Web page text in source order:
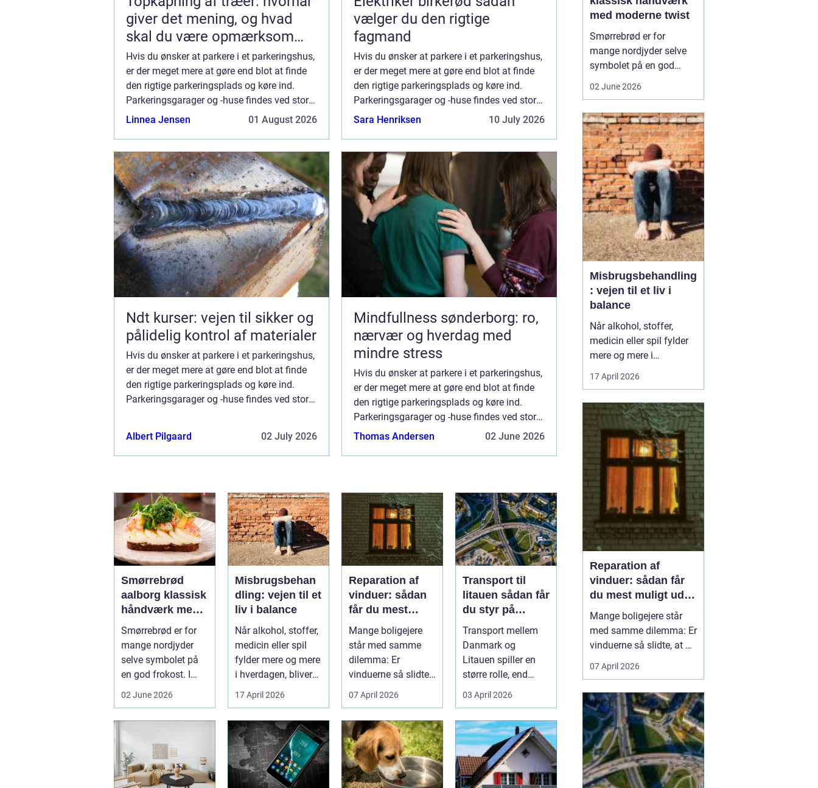
giver det mening, og hvad
skal du være opmærksom
på?
Hvis du ønsker at parkere i et parkeringshus,
er der meget mere at gøre end blot at finde
den rigtige parkeringsplads og køre ind.
Parkeringsgarager og -huse findes ved store
offentlige steder som indkøbscentre,
Linnea Jensen 01 August 2026
vælger du den rigtige
fagmand
Hvis du ønsker at parkere i et parkeringshus,
er der meget mere at gøre end blot at finde
den rigtige parkeringsplads og køre ind.
Parkeringsgarager og -huse findes ved store
offentlige steder som indkøbscentre,
Sara Henriksen 10 July 2026
Ndt kurser: vejen til sikker og
pålidelig kontrol af materialer
Hvis du ønsker at parkere i et parkeringshus,
er der meget mere at gøre end blot at finde
den rigtige parkeringsplads og køre ind.
Parkeringsgarager og -huse findes ved store
Albert Pilgaard 02 July 2026
Mindfullness sønderborg: ro,
nærvær og hverdag med
mindre stress
Hvis du ønsker at parkere i et parkeringshus,
er der meget mere at gøre end blot at finde
den rigtige parkeringsplads og køre ind.
Parkeringsgarager og -huse findes ved store
offentlige steder som indkøbscentre,
Thomas Andersen 02 June 2026
Smørrebrød
aalborg klassisk
håndværk med
moderne twist
Smørrebrød er for
mange nordjyder
selve symbolet på
en god frokost. I
Aalborg har den
02 June 2026
Misbrugsbehan
dling: vejen til et
liv i balance
Når alkohol, stoffer,
medicin eller spil
fylder mere og mere
i hverdagen, bliver
grænsen...
17 April 2026
Reparation af
vinduer: sådan
får du mest
muligt ud af
dine gamle
vinduer
Mange boligejere
står med samme
dilemma: Er
vinduerne så slidte,
at de bør skifte...
07 April 2026
Transport til
litauen sådan får
du styr på
fragten til
baltikum
Transport mellem
Danmark og
Litauen spiller en
større rolle, end
mange er klar over.
Litauen er et n...
03 April 2026
med moderne twist
Smørrebrød er for
mange nordjyder selve
symbolet på en god
der forener tradition og
nytænkning. Her spiller
gode råvarer, lokalt
håndværk og kreativ
anretning sammen, så
du får en...
02 June 2026
Misbrugsbehandling
: vejen til et liv i
balance
Når alkohol, stoffer,
medicin eller spil fylder
mere og mere i
hverdagen, bliver
grænsen mellem vane
sløret. Mange forsøger
længe at klare sig selv,
men for en stor del viser
erfaringen, at...
17 April 2026
Reparation af
vinduer: sådan får
du mest muligt ud af
dine gamle vinduer
Mange boligejere står
med samme dilemma: Er
vinduerne så slidte, at de
bør skiftes, eller kan de
repareres og få nyt liv? I
kan en grundig
reparation af vinduer
være en både økon...
07 April 2026